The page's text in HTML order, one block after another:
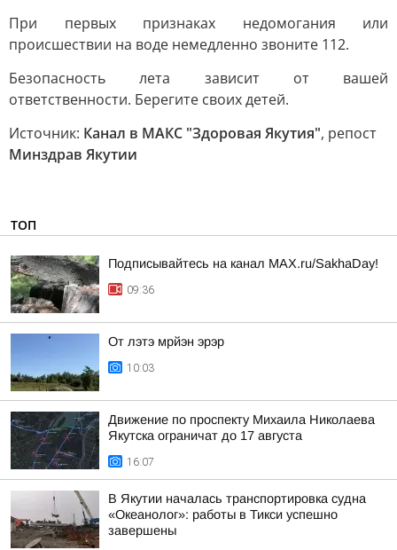
При первых признаках недомогания или
происшествии на воде немедленно звоните 112.
Безопасность лета зависит от вашей
ответственности. Берегите своих детей.
Источник: Канал в МАКС "Здоровая Якутия", репост
Минздрав Якутии
ТОП
Подписывайтесь на канал MAX.ru/SakhaDay!
09:36
От лэтэ мрйэн эрэр
10:03
Движение по проспекту Михаила Николаева
Якутска ограничат до 17 августа
16:07
В Якутии началась транспортировка судна
«Океанолог»: работы в Тикси успешно
завершены